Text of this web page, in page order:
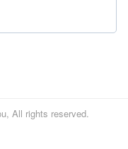
All rights reserved.